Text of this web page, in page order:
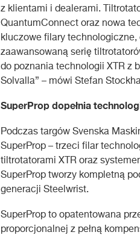
z klientami i dealerami.
QuantumConnect oraz nowa
kluczowe filary
zaawansowaną serię
do poznania technologii XTR z
Solvalla” – mówi Stefan
SuperProp dopełnia
Podczas targów Svenska
SuperProp – trzeci filar
tiltrotatorami XTR oraz
SuperProp tworzy kompletną
generacji Steelwrist.
SuperProp to opatentowana
proporcjonalnej z pełną